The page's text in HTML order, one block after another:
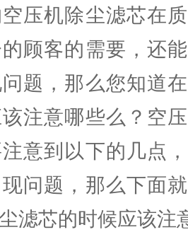
压机除尘滤芯在
顾客的需要，还
题，那么您知道
注意哪些么？空
意到以下的几点
问题，那么下面
滤芯的时候应该注